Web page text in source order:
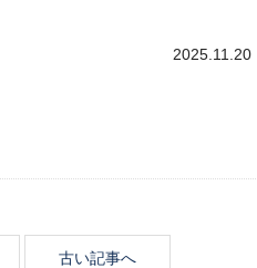
2025.11.20
古い記事へ